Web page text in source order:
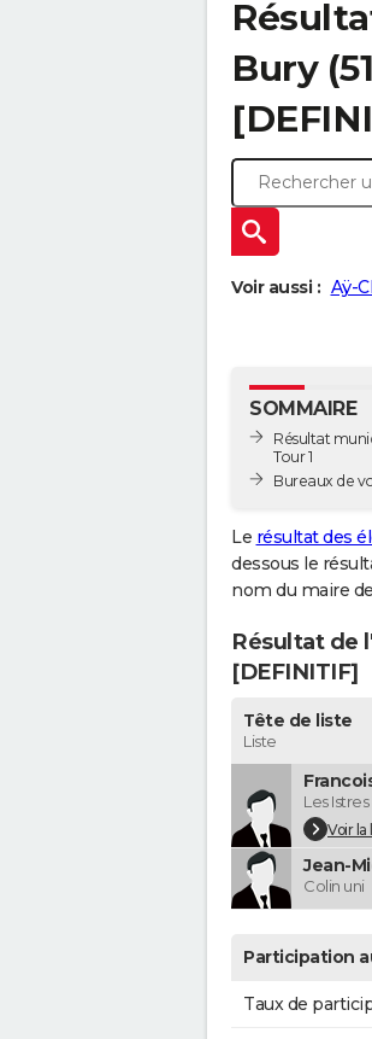
Bury
Voir aussi : Aÿ-
SOMMAIRE
Résultat
Tour 1
Bureaux de
Le résultat des
dessous le
nom du maire
Résultat de
[DEFINITIF]
Tête de liste
Liste
Les
Voir la
Jean-
Colin uni
Participation
Taux de